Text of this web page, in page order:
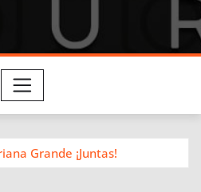
Grande ¡Juntas!